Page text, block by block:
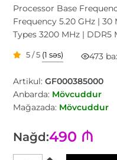
Processor Base
Frequency 5.20 GHz |
Types 3200 MHz |
5 / 5 (1 səs) 473
Artikul:GF000385000
Anbarda: Mövcuddur
Mağazada: Mövcuddur
Nağd:490 ₼